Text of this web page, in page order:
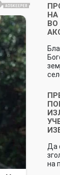
НА
ВО
Да
на